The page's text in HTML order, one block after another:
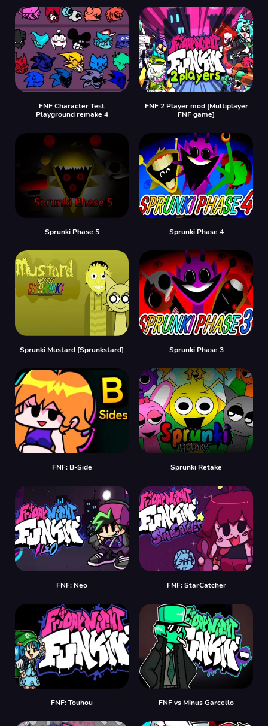
FNF Character Test
Playground remake 4
FNF 2 Player mod [Multiplayer
FNF game]
Sprunki Phase 5 Sprunki Phase 4
Sprunki Mustard [Sprunkstard] Sprunki Phase 3
FNF: B-Side Sprunki Retake
FNF: Neo FNF: StarCatcher
FNF: Touhou FNF vs Minus Garcello